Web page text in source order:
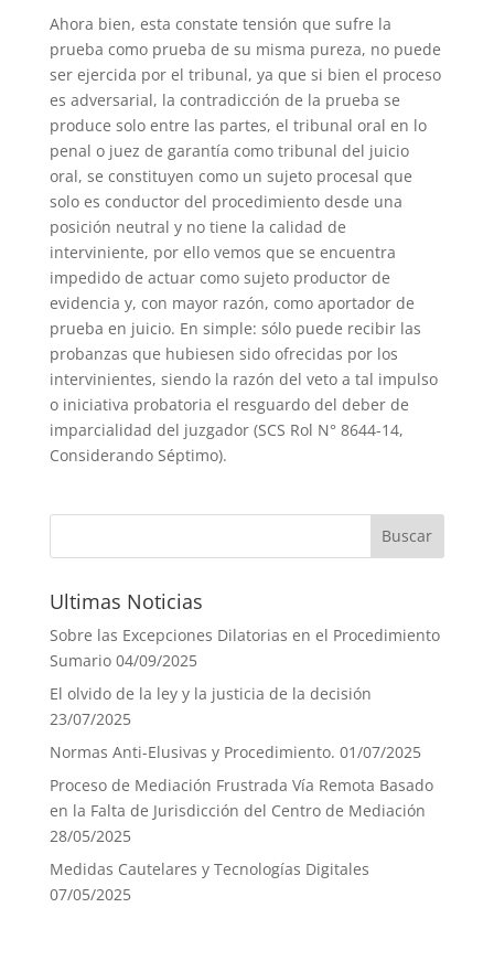
Ahora bien, esta constate tensión que sufre la
prueba como prueba de su misma pureza, no puede
ser ejercida por el tribunal, ya que si bien el proceso
es adversarial, la contradicción de la prueba se
produce solo entre las partes, el tribunal oral en lo
penal o juez de garantía como tribunal del juicio
oral, se constituyen como un sujeto procesal que
solo es conductor del procedimiento desde una
posición neutral y no tiene la calidad de
interviniente, por ello vemos que se encuentra
impedido de actuar como sujeto productor de
evidencia y, con mayor razón, como aportador de
prueba en juicio. En simple: sólo puede recibir las
probanzas que hubiesen sido ofrecidas por los
intervinientes, siendo la razón del veto a tal impulso
o iniciativa probatoria el resguardo del deber de
imparcialidad del juzgador (SCS Rol N° 8644-14,
Considerando Séptimo).
Ultimas Noticias
Sobre las Excepciones Dilatorias en el Procedimiento
Sumario 04/09/2025
El olvido de la ley y la justicia de la decisión
23/07/2025
Normas Anti-Elusivas y Procedimiento. 01/07/2025
Proceso de Mediación Frustrada Vía Remota Basado
en la Falta de Jurisdicción del Centro de Mediación
28/05/2025
Medidas Cautelares y Tecnologías Digitales
07/05/2025